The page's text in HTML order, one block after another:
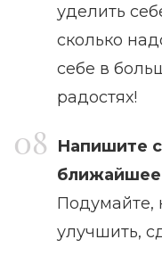
уделить
сколько
себе в
радостях!
Напишите
Подумайте,
улучшить,